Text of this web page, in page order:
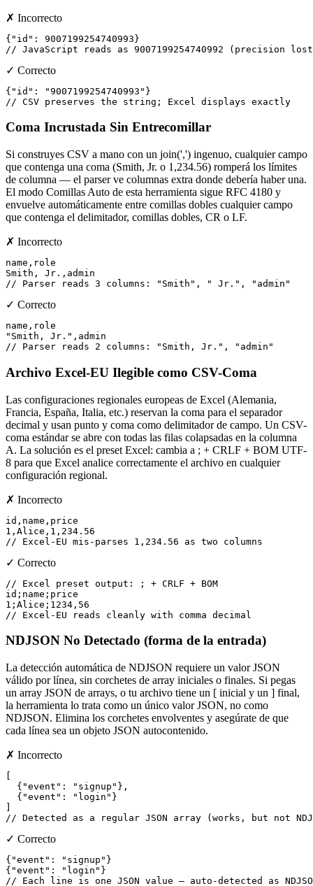
✗ Incorrecto
{"id": 9007199254740993}
// JavaScript reads as 9007199254740992 (precision
✓ Correcto
{"id": "9007199254740993"}
// CSV preserves the string; Excel displays exactly
Coma Incrustada Sin Entrecomillar
Si construyes CSV a mano con un join(',') ingenuo, cualquier campo
que contenga una coma (Smith, Jr. o 1,234.56) romperá los límites
de columna — el parser ve columnas extra donde debería haber una.
El modo Comillas Auto de esta herramienta sigue RFC 4180 y
envuelve automáticamente entre comillas dobles cualquier campo
que contenga el delimitador, comillas dobles, CR o LF.
✗ Incorrecto
name,role
Smith, Jr.,admin
// Parser reads 3 columns: "Smith", " Jr.", "admin"
✓ Correcto
name,role
"Smith, Jr.",admin
// Parser reads 2 columns: "Smith, Jr.", "admin"
Archivo Excel-EU Ilegible como CSV-Coma
Las configuraciones regionales europeas de Excel (Alemania,
Francia, España, Italia, etc.) reservan la coma para el separador
decimal y usan punto y coma como delimitador de campo. Un CSV-
coma estándar se abre con todas las filas colapsadas en la columna
A. La solución es el preset Excel: cambia a ; + CRLF + BOM UTF-
8 para que Excel analice correctamente el archivo en cualquier
configuración regional.
✗ Incorrecto
id,name,price
1,Alice,1,234.56
// Excel-EU mis-parses 1,234.56 as two columns
✓ Correcto
// Excel preset output: ; + CRLF + BOM
id;name;price
1;Alice;1234,56
// Excel-EU reads cleanly with comma decimal
NDJSON No Detectado (forma de la entrada)
La detección automática de NDJSON requiere un valor JSON
válido por línea, sin corchetes de array iniciales o finales. Si pegas
un array JSON de arrays, o tu archivo tiene un [ inicial y un ] final,
la herramienta lo trata como un único valor JSON, no como
NDJSON. Elimina los corchetes envolventes y asegúrate de que
cada línea sea un objeto JSON autocontenido.
✗ Incorrecto
  {"event": "signup"},
  {"event": "login"}
// Detected as a regular JSON array (works, but not
✓ Correcto
{"event": "signup"}
{"event": "login"}
// Each line is one JSON value — auto-detected as